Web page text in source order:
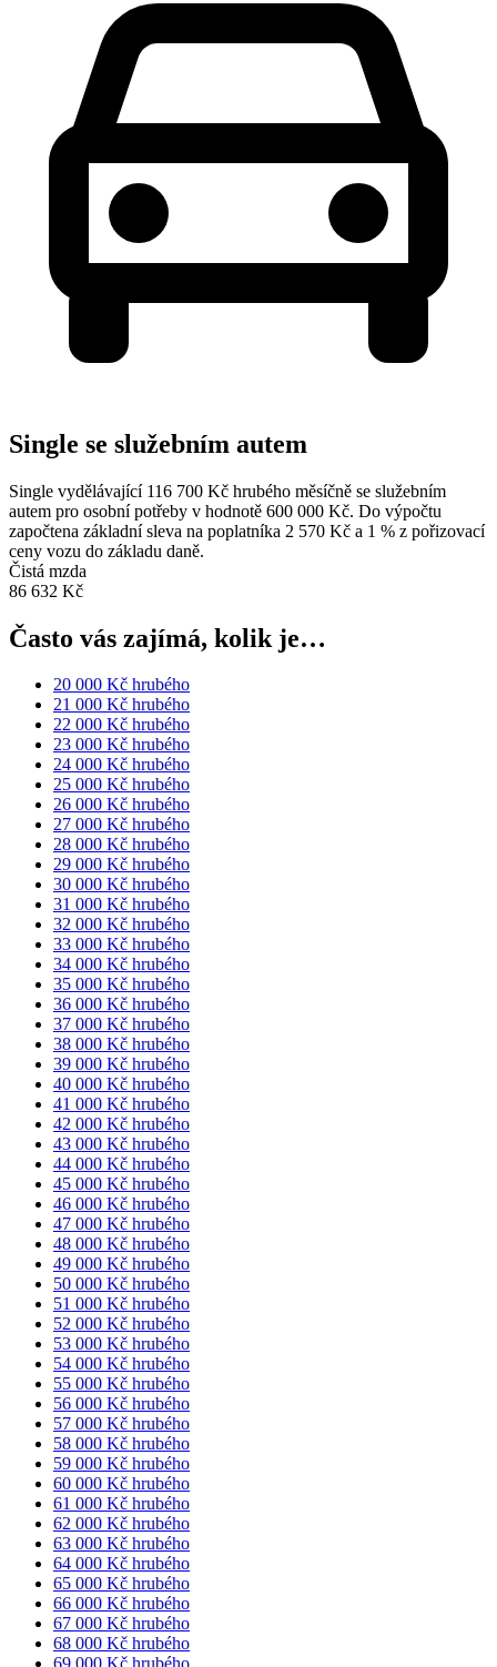
Single se služebním autem
Single vydělávající 116 700 Kč hrubého měsíčně se služebním
autem pro osobní potřeby v hodnotě 600 000 Kč. Do výpočtu
započtena základní sleva na poplatníka 2 570 Kč a 1 % z pořizovací
ceny vozu do základu daně.
Čistá mzda
86 632 Kč
Často vás zajímá, kolik je…
20 000 Kč hrubého
21 000 Kč hrubého
22 000 Kč hrubého
23 000 Kč hrubého
24 000 Kč hrubého
25 000 Kč hrubého
26 000 Kč hrubého
27 000 Kč hrubého
28 000 Kč hrubého
29 000 Kč hrubého
30 000 Kč hrubého
31 000 Kč hrubého
32 000 Kč hrubého
33 000 Kč hrubého
34 000 Kč hrubého
35 000 Kč hrubého
36 000 Kč hrubého
37 000 Kč hrubého
38 000 Kč hrubého
39 000 Kč hrubého
40 000 Kč hrubého
41 000 Kč hrubého
42 000 Kč hrubého
43 000 Kč hrubého
44 000 Kč hrubého
45 000 Kč hrubého
46 000 Kč hrubého
47 000 Kč hrubého
48 000 Kč hrubého
49 000 Kč hrubého
50 000 Kč hrubého
51 000 Kč hrubého
52 000 Kč hrubého
53 000 Kč hrubého
54 000 Kč hrubého
55 000 Kč hrubého
56 000 Kč hrubého
57 000 Kč hrubého
58 000 Kč hrubého
59 000 Kč hrubého
60 000 Kč hrubého
61 000 Kč hrubého
62 000 Kč hrubého
63 000 Kč hrubého
64 000 Kč hrubého
65 000 Kč hrubého
66 000 Kč hrubého
67 000 Kč hrubého
68 000 Kč hrubého